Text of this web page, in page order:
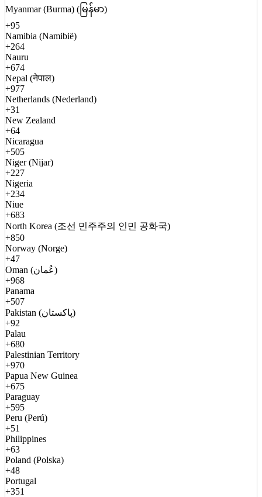
Myanmar (Burma) (မြန်မာ)
+95
Namibia (Namibië)
+264
Nauru
+674
Nepal (नेपाल)
+977
Netherlands (Nederland)
+31
New Zealand
+64
Nicaragua
+505
Niger (Nijar)
+227
Nigeria
+234
Niue
+683
North Korea (조선 민주주의 인민 공화국)
+850
Norway (Norge)
+47
Oman (عُمان)
+968
Panama
+507
Pakistan (پاکستان)
+92
Palau
+680
Palestinian Territory
+970
Papua New Guinea
+675
Paraguay
+595
Peru (Perú)
+51
Philippines
+63
Poland (Polska)
+48
Portugal
+351